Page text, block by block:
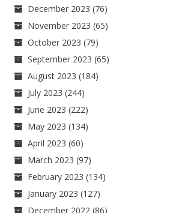
December 2023 (76)
November 2023 (65)
October 2023 (79)
September 2023 (65)
August 2023 (184)
July 2023 (244)
June 2023 (222)
May 2023 (134)
April 2023 (60)
March 2023 (97)
February 2023 (134)
January 2023 (127)
December 2022 (86)